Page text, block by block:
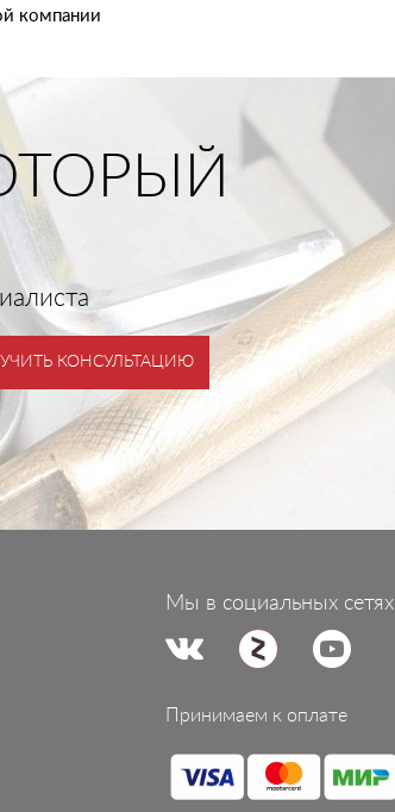
компании
КОНСУЛЬТАЦИЮ
Мы в социальных сетях
Принимаем к оплате